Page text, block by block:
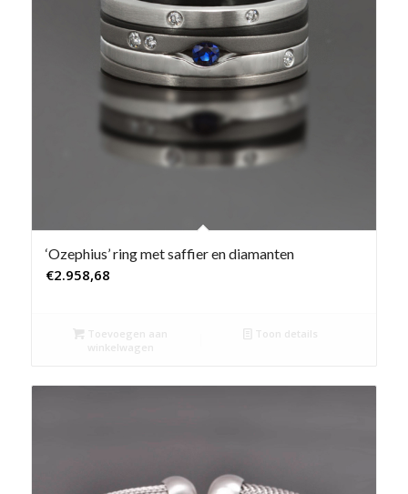
‘Ozephius’ ring met saffier en diamanten
€2.958,68
Toevoegen aan
winkelwagen
Toon details